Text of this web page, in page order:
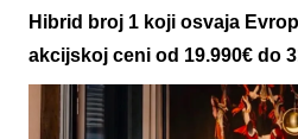
Hibrid broj 1 koji osvaja
akcijskoj ceni od 19.990€ do